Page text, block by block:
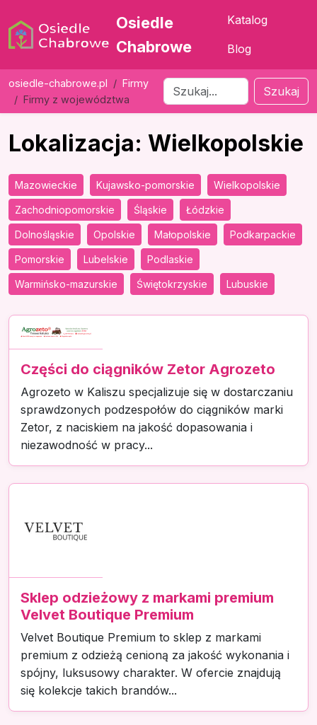
Osiedle
Chabrowe
Katalog
Blog
osiedle-chabrowe.pl
Firmy
Firmy z województwa
Szukaj
Lokalizacja: Wielkopolskie
Mazowieckie Kujawsko-pomorskie Wielkopolskie
Zachodniopomorskie Śląskie Łódzkie
Dolnośląskie Opolskie Małopolskie Podkarpackie
Pomorskie Lubelskie Podlaskie
Warmińsko-mazurskie Świętokrzyskie Lubuskie
Części do ciągników Zetor Agrozeto
Agrozeto w Kaliszu specjalizuje się w dostarczaniu
sprawdzonych podzespołów do ciągników marki
Zetor, z naciskiem na jakość dopasowania i
niezawodność w pracy...
Sklep odzieżowy z markami premium
Velvet Boutique Premium
Velvet Boutique Premium to sklep z markami
premium z odzieżą cenioną za jakość wykonania i
spójny, luksusowy charakter. W ofercie znajdują
się kolekcje takich brandów...